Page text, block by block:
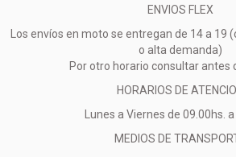
ENVIOS FLEX
Los envíos en moto se entregan de 14 a 19
o alta demanda)
Por otro horario consultar antes
HORARIOS DE
Lunes a Viernes de 09.00hs.
MEDIOS DE